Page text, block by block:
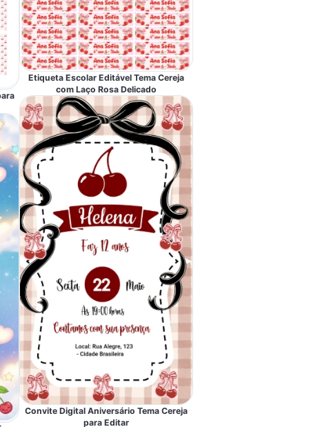
Etiqueta Escolar Editável Tema Cereja
com Laço Rosa Delicado
Convite Digital Aniversário Tema Cereja
para Editar